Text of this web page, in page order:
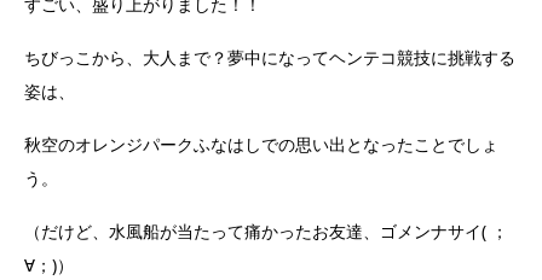
ちびっこから、大人まで？夢中になってヘンテコ競技に挑戦する
姿は、
秋空のオレンジパークふなはしでの思い出となったことでしょ
う。
（だけど、水風船が当たって痛かったお友達、ゴメンナサイ( ；
∀；)）